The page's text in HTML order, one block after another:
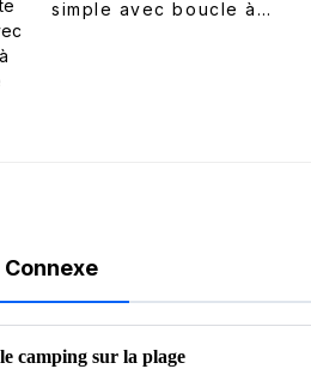
simple avec boucle à
Connexe
camping sur la plage